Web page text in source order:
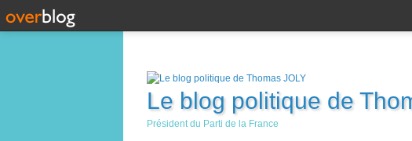
Le blog politique de
Président du Parti de la France